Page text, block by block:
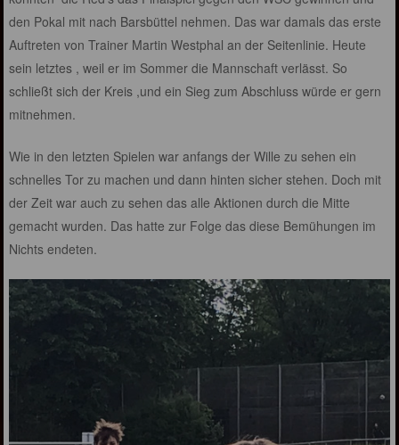
den Pokal mit nach Barsbüttel nehmen. Das war damals das erste
Auftreten von Trainer Martin Westphal an der Seitenlinie. Heute
sein letztes , weil er im Sommer die Mannschaft verlässt. So
schließt sich der Kreis ,und ein Sieg zum Abschluss würde er gern
mitnehmen.
Wie in den letzten Spielen war anfangs der Wille zu sehen ein
schnelles Tor zu machen und dann hinten sicher stehen. Doch mit
der Zeit war auch zu sehen das alle Aktionen durch die Mitte
gemacht wurden. Das hatte zur Folge das diese Bemühungen im
Nichts endeten.